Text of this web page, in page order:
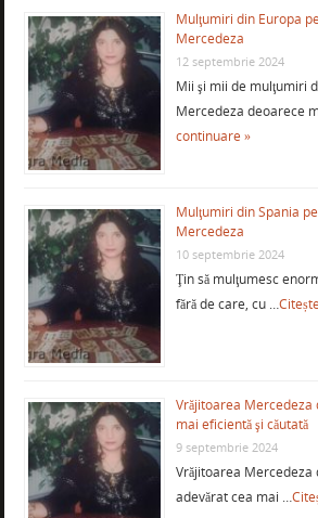
Mulţumiri din Europa
Mercedeza
12 septembrie 2024
Mii şi mii de mulţumiri
Mercedeza deoarece
continuare »
Mulţumiri din Spania
Mercedeza
10 septembrie 2024
Ţin să mulţumesc
fără de care, cu …
Vrăjitoarea Mercedeza
mai eficientă şi căutată
9 septembrie 2024
Vrăjitoarea Mercedeza
adevărat cea mai …